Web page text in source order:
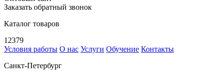
Заказать обратный звонок
Каталог товаров
12379
Условия работы О нас Услуги Обучение Контакты
Санкт-Петербург